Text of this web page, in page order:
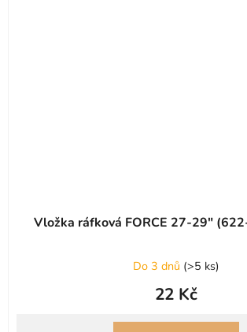
Vložka ráfková FORCE 27-29"
Do 3 dnů (>5 ks)
22 Kč